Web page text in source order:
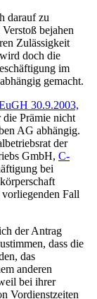
darauf zu
bejahen
Zulässigkeit
doch die
im
gemacht.
30.9.2003,
Prämie nicht
AG abhängig.
der
GmbH, C-
bei
Fall
der Antrag
dass die
das
anderen
bei ihrer
Vordienstzeiten